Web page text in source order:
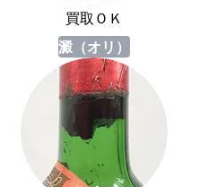
買取ＯＫ
澱（オリ）